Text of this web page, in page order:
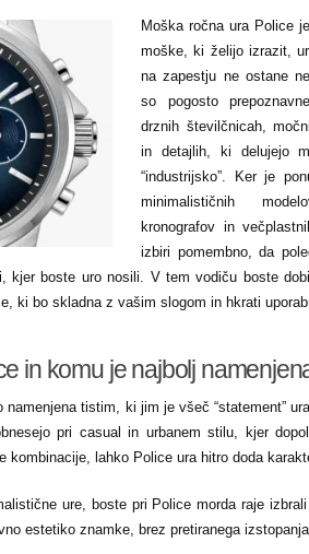
Moška ročna ura Police
moške, ki želijo izrazit,
na zapestju ne ostane
so pogosto
drznih številčnicah,
in detajlih, ki delujejo
“industrijsko”. Ker je
minimalističnih
kronografov in
izbiri pomembno, da
kjer boste uro nosili. V tem vodiču boste
ki bo skladna z vašim slogom in hkrati
in komu je najbolj
namenjena tistim, ki jim je všeč “statement”
pri casual in urbanem stilu, kjer
kombinacije, lahko Police ura hitro doda
ure, boste pri Police morda raje
estetiko znamke, brez pretiranega izstopanja.